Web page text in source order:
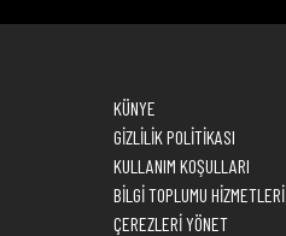
KÜNYE
GİZLİLİK POLİTİKASI
KULLANIM KOŞULLARI
BİLGİ TOPLUMU HİZMETLERİ
ÇEREZLERİ YÖNET